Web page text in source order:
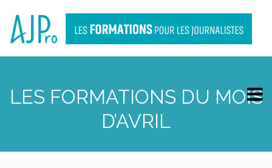
LES FORMATIONS DU MOIS
D’AVRIL